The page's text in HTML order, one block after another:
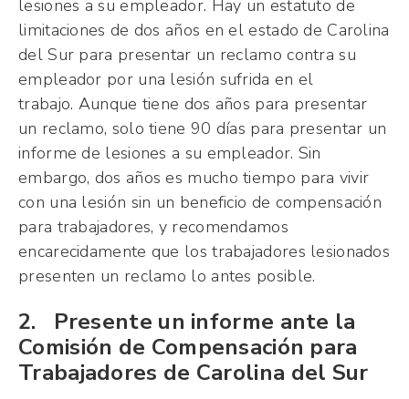
lesiones a su empleador. Hay un estatuto de
limitaciones de dos años en el estado de Carolina
del Sur para presentar un reclamo contra su
empleador por una lesión sufrida en el
trabajo. Aunque tiene dos años para presentar
un reclamo, solo tiene 90 días para presentar un
informe de lesiones a su empleador. Sin
embargo, dos años es mucho tiempo para vivir
con una lesión sin un beneficio de compensación
para trabajadores, y recomendamos
encarecidamente que los trabajadores lesionados
presenten un reclamo lo antes posible.
2. Presente un informe ante la
Comisión de Compensación para
Trabajadores de Carolina del Sur